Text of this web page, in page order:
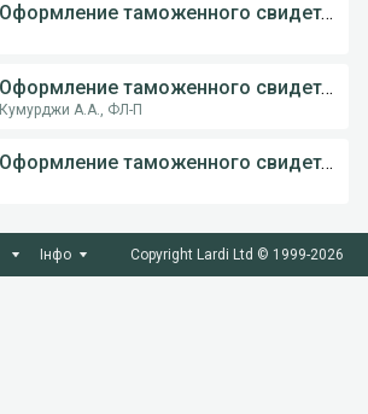
Оформление таможенного свидетельства на пломбировку
Оформление таможенного свидетельства неучастникам АСМАП
Кумурджи А.А., ФЛ-П
Оформление таможенного свидетельства на пломбировку
Інфо Copyright Lardi Ltd © 1999-2026